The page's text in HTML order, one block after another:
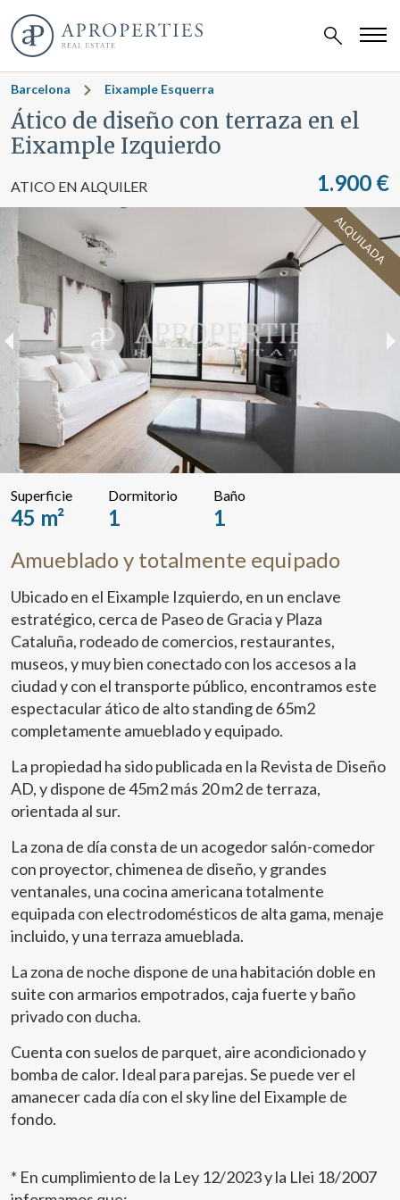
Barcelona Eixample Esquerra
Ático de diseño con terraza en el
Eixample Izquierdo
ATICO EN ALQUILER 1.900 €
ALQUILADA
Superficie
45 m²
Dormitorio
1
Baño
1
Amueblado y totalmente equipado
Ubicado en el Eixample Izquierdo, en un enclave
estratégico, cerca de Paseo de Gracia y Plaza
Cataluña, rodeado de comercios, restaurantes,
museos, y muy bien conectado con los accesos a la
ciudad y con el transporte público, encontramos este
espectacular ático de alto standing de 65m2
completamente amueblado y equipado.
La propiedad ha sido publicada en la Revista de Diseño
AD, y dispone de 45m2 más 20 m2 de terraza,
orientada al sur.
La zona de día consta de un acogedor salón-comedor
con proyector, chimenea de diseño, y grandes
ventanales, una cocina americana totalmente
equipada con electrodomésticos de alta gama, menaje
incluido, y una terraza amueblada.
La zona de noche dispone de una habitación doble en
suite con armarios empotrados, caja fuerte y baño
privado con ducha.
Cuenta con suelos de parquet, aire acondicionado y
bomba de calor. Ideal para parejas. Se puede ver el
amanecer cada día con el sky line del Eixample de
fondo.
* En cumplimiento de la Ley 12/2023 y la Llei 18/2007
Modificar cookies
Este sitio web utiliza Cookies propias para recopilar
información con la finalidad de mejorar nuestros servicios.